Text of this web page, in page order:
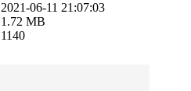
2021-06-11 21:07:03
1.72 MB
1140